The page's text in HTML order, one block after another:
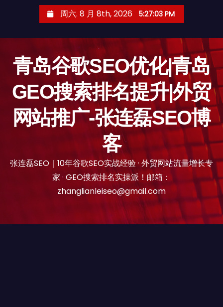
周六. 8 月 8th, 2026 5:27:04 PM
青岛谷歌SEO优化|青岛
GEO搜索排名提升|外贸
网站推广-张连磊SEO博
客
张连磊SEO｜10年谷歌SEO实战经验 · 外贸网站流量增长专
家 · GEO搜索排名实操派！邮箱：
zhanglianleiseo@gmail.com